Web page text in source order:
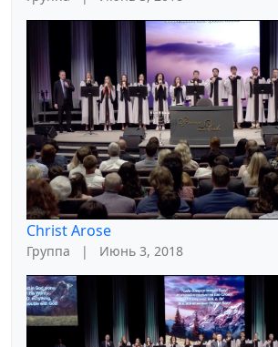
Christ Arose
Группа | Июнь 3, 2018